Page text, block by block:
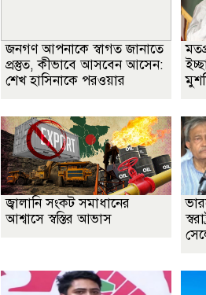
জনগণ আপনাকে স্বাগত জানাতে
প্রস্তুত, কীভাবে আসবেন আসেন:
শেখ হাসিনাকে পরওয়ার
জ্বালানি সংকট সমাধানের
আশ্বাসে স্বস্তির আভাস